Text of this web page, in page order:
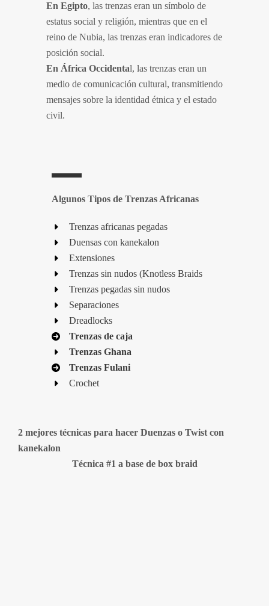
En Egipto, las trenzas eran un símbolo de
estatus social y religión, mientras que en el
reino de Nubia, las trenzas eran indicadores de
posición social.
En África Occidental, las trenzas eran un
medio de comunicación cultural, transmitiendo
mensajes sobre la identidad étnica y el estado
civil.
Algunos Tipos de Trenzas Africanas
Trenzas africanas pegadas
Duensas con kanekalon​
Extensiones
Trenzas sin nudos (Knotless Braids​
Trenzas pegadas sin nudos​
Separaciones
Dreadlocks
Trenzas de caja
Trenzas Ghana
Trenzas Fulani
Crochet
2 mejores técnicas para hacer Duenzas o Twist con
kanekalon
Técnica #1 a base de box braid